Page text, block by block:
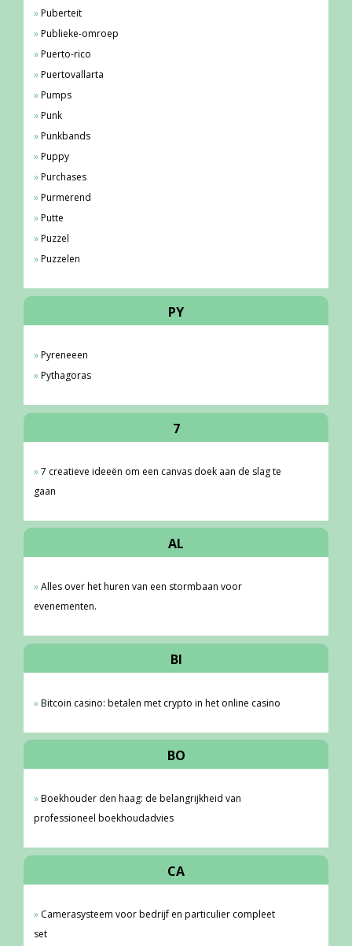
Puberteit
Publieke-omroep
Puerto-rico
Puertovallarta
Pumps
Punk
Punkbands
Puppy
Purchases
Purmerend
Putte
Puzzel
Puzzelen
PY
Pyreneeen
Pythagoras
7
7 creatieve ideeën om een canvas doek aan de slag te
gaan
AL
Alles over het huren van een stormbaan voor
evenementen.
BI
Bitcoin casino: betalen met crypto in het online casino
BO
Boekhouder den haag: de belangrijkheid van
professioneel boekhoudadvies
CA
Camerasysteem voor bedrijf en particulier compleet
set